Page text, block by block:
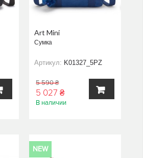
Art Mini
Сумка
Артикул: K01327_5PZ
5 590 ₴
5 027 ₴
В наличии
NEW